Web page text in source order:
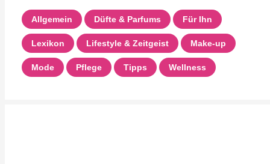
Allgemein Düfte & Parfums Für Ihn
Lexikon Lifestyle & Zeitgeist Make-up
Mode Pflege Tipps Wellness